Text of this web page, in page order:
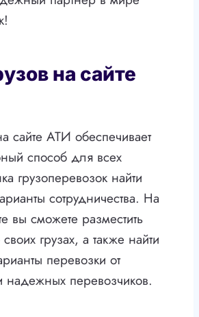
на сайте
сайте АТИ обеспечивает
способ для всех
грузоперевозок найти
сотрудничества. На
вы сможете разместить
грузах, а также найти
перевозки от
надежных перевозчиков.